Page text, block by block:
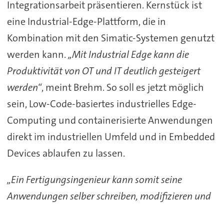
Integrationsarbeit präsentieren. Kernstück ist
eine Industrial-Edge-Plattform, die in
Kombination mit den Simatic-Systemen genutzt
werden kann.„Mit Industrial Edge kann die
Produktivität von OT und IT deutlich gesteigert
werden“, meint Brehm. So soll es jetzt möglich
sein, Low-Code-basiertes industrielles Edge-
Computing und containerisierte Anwendungen
direkt im industriellen Umfeld und in Embedded
Devices ablaufen zu lassen.
„Ein Fertigungsingenieur kann somit seine
Anwendungen selber schreiben, modifizieren und